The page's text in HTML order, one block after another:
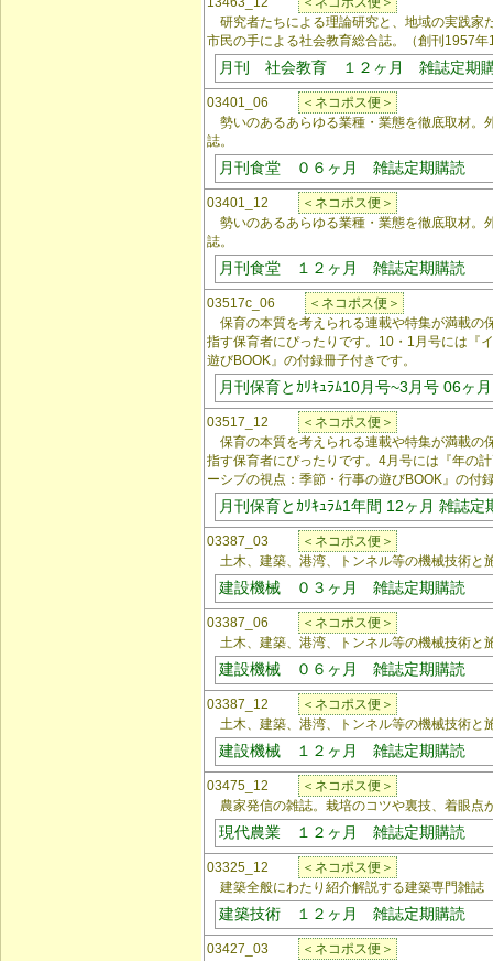
研究者たちによる理論研究と、地域の実践家
市民の手による社会教育総合誌。（創刊1957年
月刊 社会教育 １２ヶ月 雑誌定期
03401_06
＜ネコポス便＞
勢いのあるあらゆる業種・業態を徹底取材。
誌。
月刊食堂 ０６ヶ月 雑誌定期購読
03401_12
＜ネコポス便＞
勢いのあるあらゆる業種・業態を徹底取材。
誌。
月刊食堂 １２ヶ月 雑誌定期購読
03517c_06
＜ネコポス便＞
保育の本質を考えられる連載や特集が満載の
指す保育者にぴったりです。10・1月号には『
遊びBOOK』の付録冊子付きです。
月刊保育とｶﾘｷｭﾗﾑ10月号~3月号 06ヶ
03517_12
＜ネコポス便＞
保育の本質を考えられる連載や特集が満載の
指す保育者にぴったりです。4月号には『年の
ーシブの視点：季節・行事の遊びBOOK』の付
月刊保育とｶﾘｷｭﾗﾑ1年間 12ヶ月 雑誌定
03387_03
＜ネコポス便＞
土木、建築、港湾、トンネル等の機械技術と
建設機械 ０３ヶ月 雑誌定期購読
03387_06
＜ネコポス便＞
土木、建築、港湾、トンネル等の機械技術と
建設機械 ０６ヶ月 雑誌定期購読
03387_12
＜ネコポス便＞
土木、建築、港湾、トンネル等の機械技術と
建設機械 １２ヶ月 雑誌定期購読
03475_12
＜ネコポス便＞
農家発信の雑誌。栽培のコツや裏技、着眼点
現代農業 １２ヶ月 雑誌定期購読
03325_12
＜ネコポス便＞
建築全般にわたり紹介解説する建築専門雑誌
建築技術 １２ヶ月 雑誌定期購読
03427_03 ＜ネコポス便＞